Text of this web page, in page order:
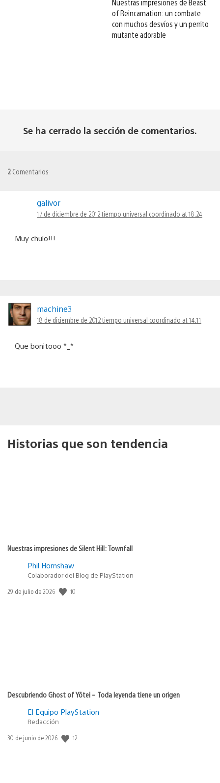
Nuestras impresiones de Beast
of Reincarnation: un combate
con muchos desvíos y un perrito
mutante adorable
Se ha cerrado la sección de comentarios.
2 Comentarios
galivor
17 de diciembre de 2012 tiempo universal coordinado at 18:24
Muy chulo!!!
machine3
18 de diciembre de 2012 tiempo universal coordinado at 14:11
Que bonitooo *_*
Historias que son tendencia
Nuestras impresiones de Silent Hill: Townfall
Phil Hornshaw
Colaborador del Blog de PlayStation
Fecha
29 de julio de 2026 10
Descubriendo Ghost of Yōtei – Toda leyenda tiene un origen
El Equipo PlayStation
Redacción
Fecha
30 de junio de 2026 12